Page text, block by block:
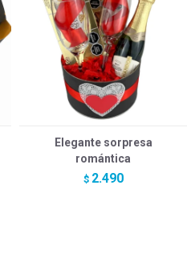
Elegante sorpresa
romántica
$ 2.490